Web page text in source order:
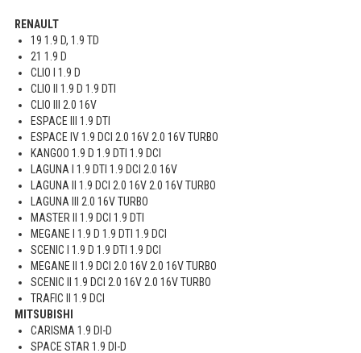
RENAULT
19 1.9 D, 1.9 TD
21 1.9 D
CLIO I 1.9 D
CLIO II 1.9 D 1.9 DTI
CLIO III 2.0 16V
ESPACE III 1.9 DTI
ESPACE IV 1.9 DCI 2.0 16V 2.0 16V TURBO
KANGOO 1.9 D 1.9 DTI 1.9 DCI
LAGUNA I 1.9 DTI 1.9 DCI 2.0 16V
LAGUNA II 1.9 DCI 2.0 16V 2.0 16V TURBO
LAGUNA III 2.0 16V TURBO
MASTER II 1.9 DCI 1.9 DTI
MEGANE I 1.9 D 1.9 DTI 1.9 DCI
SCENIC I 1.9 D 1.9 DTI 1.9 DCI
MEGANE II 1.9 DCI 2.0 16V 2.0 16V TURBO
SCENIC II 1.9 DCI 2.0 16V 2.0 16V TURBO
TRAFIC II 1.9 DCI
MITSUBISHI
CARISMA 1.9 DI-D
SPACE STAR 1.9 DI-D